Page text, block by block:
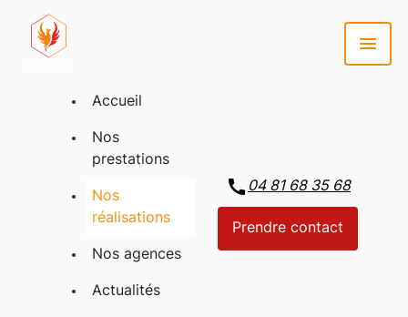
menu
Accueil
Nos
prestations
Nos
réalisations
Nos agences
Actualités
call 04 81 68 35 68
Prendre contact